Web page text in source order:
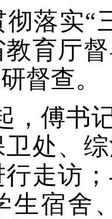
彻落实“
育厅
督查。
，傅书
处、
走访
生宿舍